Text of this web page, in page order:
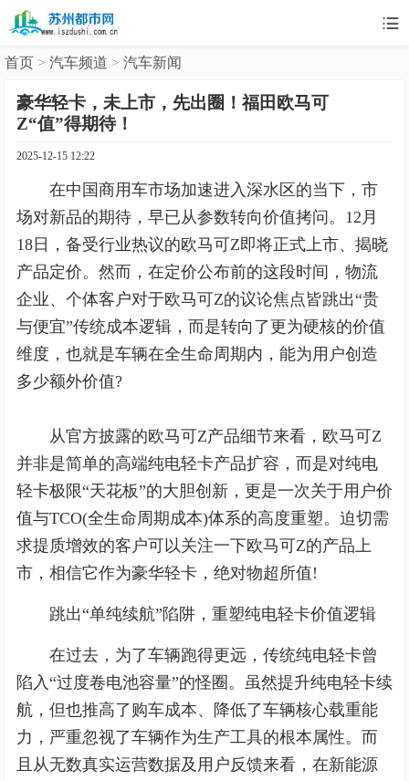

首页 > 汽车频道 > 汽车新闻
豪华轻卡，未上市，先出圈！福田欧马可
Z“值”得期待！
2025-12-15 12:22
在中国商用车市场加速进入深水区的当下，市
场对新品的期待，早已从参数转向价值拷问。12月
18日，备受行业热议的欧马可Z即将正式上市、揭晓
产品定价。然而，在定价公布前的这段时间，物流
企业、个体客户对于欧马可Z的议论焦点皆跳出“贵
与便宜”传统成本逻辑，而是转向了更为硬核的价值
维度，也就是车辆在全生命周期内，能为用户创造
多少额外价值?
从官方披露的欧马可Z产品细节来看，欧马可Z
并非是简单的高端纯电轻卡产品扩容，而是对纯电
轻卡极限“天花板”的大胆创新，更是一次关于用户价
值与TCO(全生命周期成本)体系的高度重塑。迫切需
求提质增效的客户可以关注一下欧马可Z的产品上
市，相信它作为豪华轻卡，绝对物超所值!
跳出“单纯续航”陷阱，重塑纯电轻卡价值逻辑
在过去，为了车辆跑得更远，传统纯电轻卡曾
陷入“过度卷电池容量”的怪圈。虽然提升纯电轻卡续
航，但也推高了购车成本、降低了车辆核心载重能
力，严重忽视了车辆作为生产工具的根本属性。而
且从无数真实运营数据及用户反馈来看，在新能源